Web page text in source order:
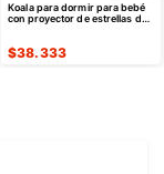
Koala para dormir para bebé
con proyector de estrellas de
$38.333